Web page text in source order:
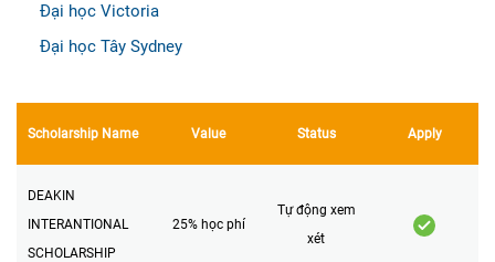
Đại học Victoria
Đại học Tây Sydney
Scholarship Name Value Status Apply
DEAKIN
INTERANTIONAL
SCHOLARSHIP
25% học phí
Tự động xem
xét